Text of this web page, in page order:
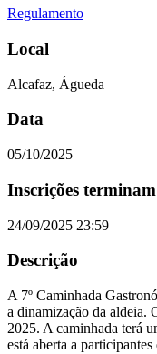
Regulamento
Local
Alcafaz, Águeda
Data
05/10/2025
Inscrições
24/09/2025 23:59
Descrição
A 7º Caminhada
a dinamização da aldeia.
2025. A caminhada terá
está aberta a participantes